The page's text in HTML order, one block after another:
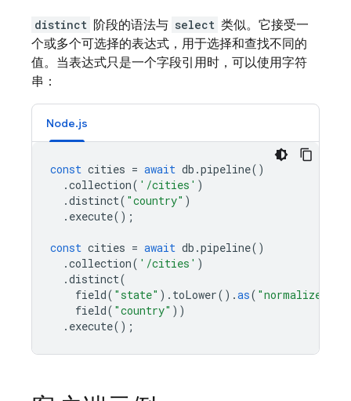
distinct 阶段的语法与 select 类似。它接受一
个或多个可选择的表达式，用于选择和查找不同的
值。当表达式只是一个字段引用时，可以使用字符
串：
Node.js
const cities = await db .pipeline()
.collection( '/cities' )
.distinct( "country" )
. execute();
const cities = await db .pipeline()
.collection( '/cities' )
.distinct(
field( "state" ). toLower().as(
field( "country" ))
. execute();